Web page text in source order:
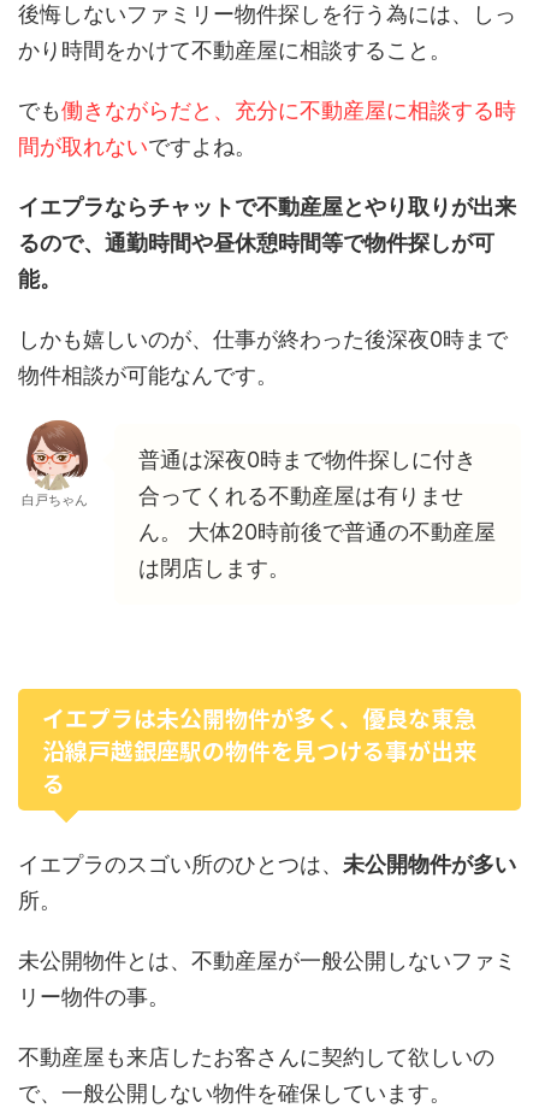
後悔しないファミリー物件探しを行う為には、しっ
かり時間をかけて不動産屋に相談すること。
でも働きながらだと、充分に不動産屋に相談する時
間が取れないですよね。
イエプラならチャットで不動産屋とやり取りが出来
るので、通勤時間や昼休憩時間等で物件探しが可
能。
しかも嬉しいのが、仕事が終わった後深夜0時まで
物件相談が可能なんです。
白戸ちゃん
普通は深夜0時まで物件探しに付き
合ってくれる不動産屋は有りませ
ん。 大体20時前後で普通の不動産屋
は閉店します。
イエプラは未公開物件が多く、優良な東急
沿線戸越銀座駅の物件を見つける事が出来
る
イエプラのスゴい所のひとつは、 未公開物件が多い
所。
未公開物件とは、不動産屋が一般公開しないファミ
リー物件の事。
不動産屋も来店したお客さんに契約して欲しいの
で、一般公開しない物件を確保しています。